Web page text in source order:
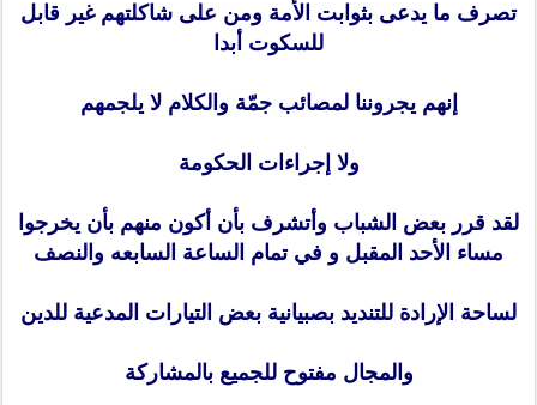
تصرف ما يدعى بثوابت الأمة ومن على شاكلتهم غير قابل
للسكوت أبدا
إنهم يجروننا لمصائب جمّة والكلام لا يلجمهم
ولا إجراءات الحكومة
لقد قرر بعض الشباب وأتشرف بأن أكون منهم بأن يخرجوا
مساء الأحد المقبل و في تمام الساعة السابعه والنصف
لساحة الإرادة للتنديد بصبيانية بعض التيارات المدعية للدين
والمجال مفتوح للجميع بالمشاركة